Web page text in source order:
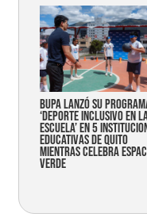
Bupa lanzó su
‘Deporte Inclusivo en
Escuela’ en 5
educativas de Quito
mientras celebra
verde